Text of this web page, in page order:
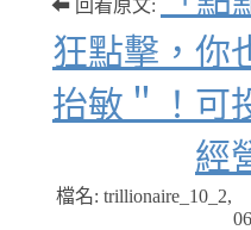
⬅ 回看原文:
狂點擊，你
抬敏＂！可
經
檔名: trillionaire_10_2,